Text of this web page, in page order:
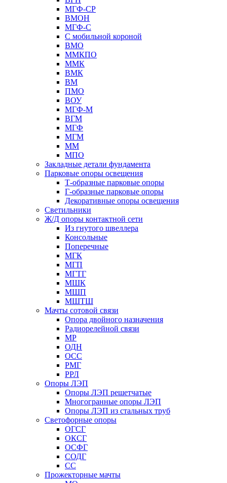
МГФ-СР
ВМОН
МГФ-С
С мобильной короной
ВМО
ММКПО
ММК
ВМК
ВМ
ПМО
ВОУ
МГФ-М
ВГМ
МГФ
МГМ
ММ
МПО
Закладные детали фундамента
Парковые опоры освещения
Т-образные парковые опоры
Г-образные парковые опоры
Декоративные опоры освещения
Светильники
Ж/Д опоры контактной сети
Из гнутого швеллера
Консольные
Поперечные
МГК
МГП
МГТГ
МШК
МШП
МШТШ
Мачты сотовой связи
Опора двойного назначения
Радиорелейной связи
МР
ОДН
ОСС
РМГ
РРЛ
Опоры ЛЭП
Опоры ЛЭП решетчатые
Многогранные опоры ЛЭП
Опоры ЛЭП из стальных труб
Светофорные опоры
ОГСГ
ОКСГ
ОСФГ
СОДГ
СС
Прожекторные мачты